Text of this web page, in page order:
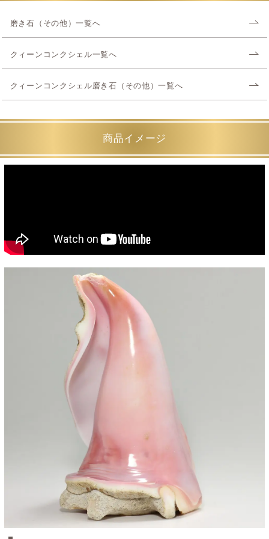
磨き石（その他）一覧へ
クィーンコンクシェル一覧へ
クィーンコンクシェル磨き石（その他）一覧へ
商品イメージ